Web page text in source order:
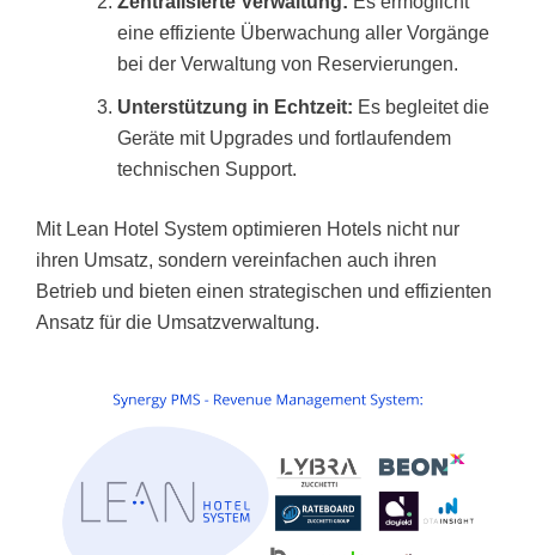
eine effiziente Überwachung aller Vorgänge
bei der Verwaltung von Reservierungen.
Unterstützung in Echtzeit: Es begleitet die
Geräte mit Upgrades und fortlaufendem
technischen Support.
Mit Lean Hotel System optimieren Hotels nicht nur
ihren Umsatz, sondern vereinfachen auch ihren
Betrieb und bieten einen strategischen und effizienten
Ansatz für die Umsatzverwaltung.